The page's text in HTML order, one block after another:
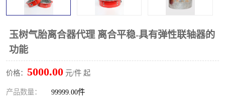
玉树气胎离合器代理 离合平稳-具有弹性联轴器的
功能
价格： 5000.00 元/件 起
产品数量： 99999.00件